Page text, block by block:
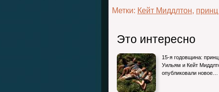
Метки: Кейт Миддлтон,
Это интересно
15-я годовщина: принц
Уильям и Кейт
опубликовали новое…